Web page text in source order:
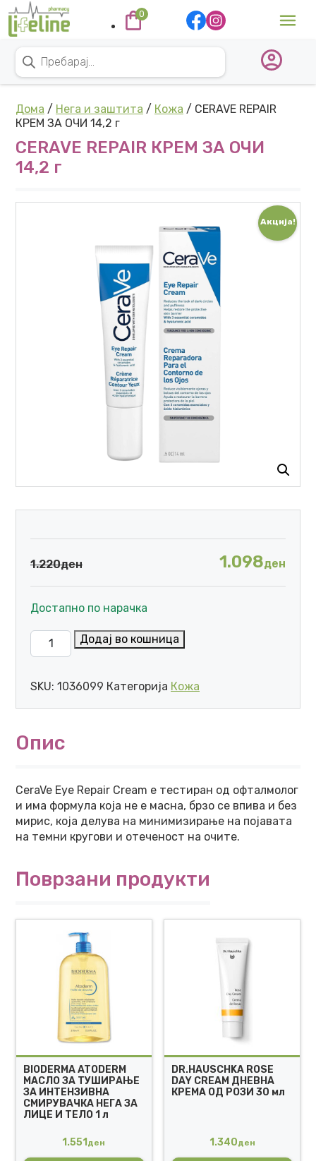
Skip to content
Main Navigation
0
Дома / Нега и заштита / Кожа / CERAVE REPAIR
КРЕМ ЗА ОЧИ 14,2 г
CERAVE REPAIR КРЕМ ЗА ОЧИ
14,2 г
Акција!
1.220ден 1.098ден
Достапно по нарачка
CERAVE REPAIR КРЕМ ЗА ОЧИ 14,2 г количина
Додај во кошница
SKU: 1036099 Категорија Кожа
Опис
CeraVe Eye Repair Cream е тестиран од офталмолог
и има формула која не е масна, брзо се впива и без
мирис, која делува на минимизирање на појавата
на темни кругови и отеченост на очите.
Поврзани продукти
BIODERMA ATODERM
МАСЛО ЗА ТУШИРАЊЕ
ЗА ИНТЕНЗИВНА
СМИРУВАЧКА НЕГА ЗА
ЛИЦЕ И ТЕЛО 1 л
1.551ден
DR.HAUSCHKA ROSE
DAY CREAM ДНЕВНА
КРЕМА ОД РОЗИ 30 мл
1.340ден